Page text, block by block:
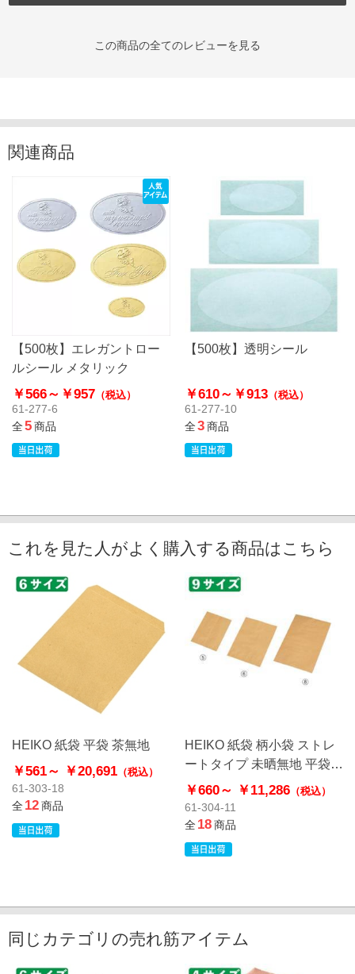
この商品の全てのレビューを見る
関連商品
【500枚】エレガントロー
ルシール メタリック
￥566～ ￥957 （税込）
61-277-6
全5商品
【500枚】透明シール
￥610～ ￥913 （税込）
61-277-10
全3商品
これを見た人がよく購入する商品はこちら
HEIKO 紙袋 平袋 茶無地
￥561～ ￥20,691 （税込）
61-303-18
全12商品
HEIKO 紙袋 柄小袋 ストレ
ートタイプ 未晒無地 平袋
クラフト
￥660～ ￥11,286（税込）
61-304-11
全18商品
同じカテゴリの売れ筋アイテム